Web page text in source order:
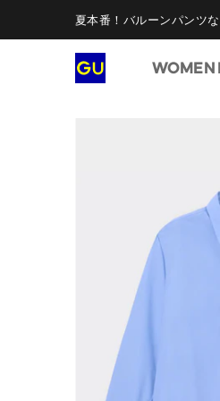
夏本番！バルーンパンツ
WOMEN